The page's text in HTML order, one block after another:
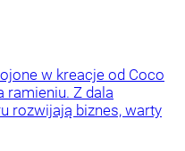
w kreacje od Coco
ramieniu. Z dala
rozwijają biznes, warty